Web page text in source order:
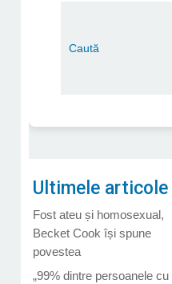
Ultimele articole
Fost ateu și homosexual,
Becket Cook își spune
povestea
„99% dintre persoanele cu